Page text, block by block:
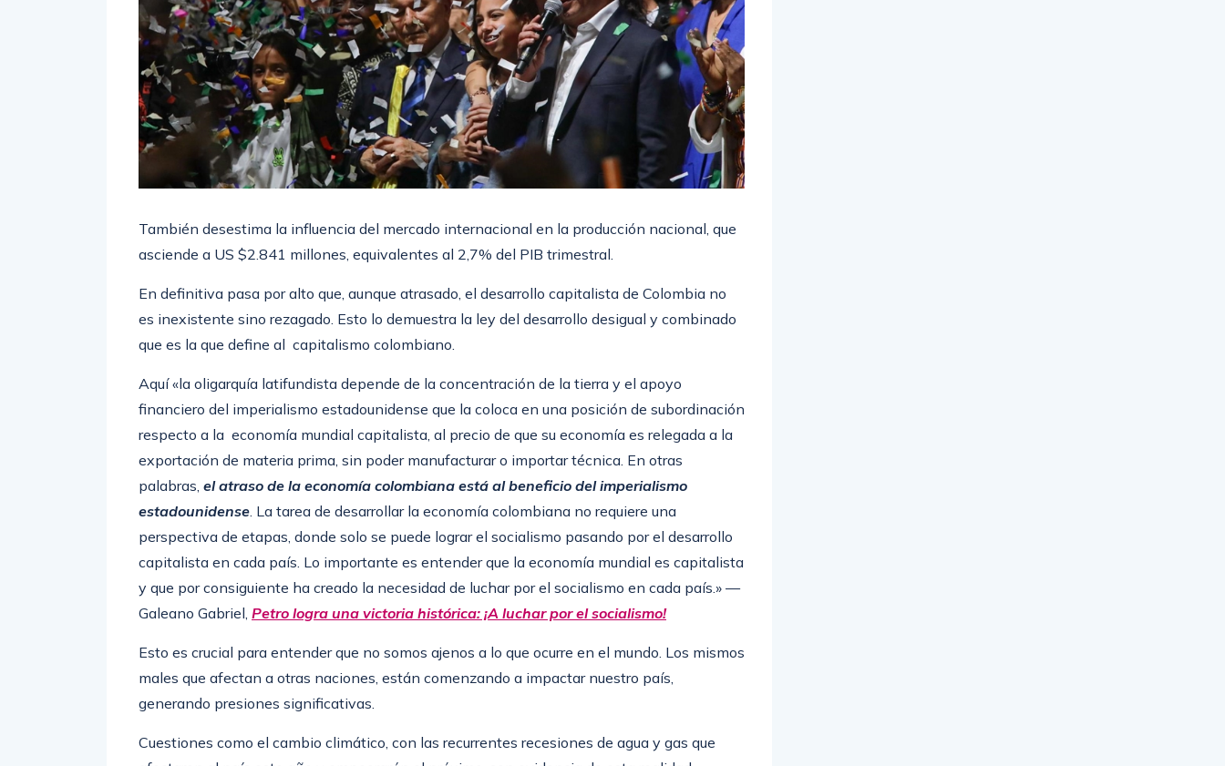
También desestima la influencia del mercado internacional en la producción nacional, que
asciende a US $2.841 millones, equivalentes al 2,7% del PIB trimestral.
En definitiva pasa por alto que, aunque atrasado, el desarrollo capitalista de Colombia no
es inexistente sino rezagado. Esto lo demuestra la ley del desarrollo desigual y combinado
que es la que define al capitalismo colombiano.
Aquí «la oligarquía latifundista depende de la concentración de la tierra y el apoyo
financiero del imperialismo estadounidense que la coloca en una posición de subordinación
respecto a la economía mundial capitalista, al precio de que su economía es relegada a la
exportación de materia prima, sin poder manufacturar o importar técnica. En otras
palabras, el atraso de la economía colombiana está al beneficio del imperialismo
estadounidense . La tarea de desarrollar la economía colombiana no requiere una
perspectiva de etapas, donde solo se puede lograr el socialismo pasando por el desarrollo
capitalista en cada país. Lo importante es entender que la economía mundial es capitalista
y que por consiguiente ha creado la necesidad de luchar por el socialismo en cada país.» —
Galeano Gabriel, Petro logra una victoria histórica: ¡A luchar por el socialismo!
Esto es crucial para entender que no somos ajenos a lo que ocurre en el mundo. Los mismos
males que afectan a otras naciones, están comenzando a impactar nuestro país,
generando presiones significativas.
Cuestiones como el cambio climático, con las recurrentes recesiones de agua y gas que